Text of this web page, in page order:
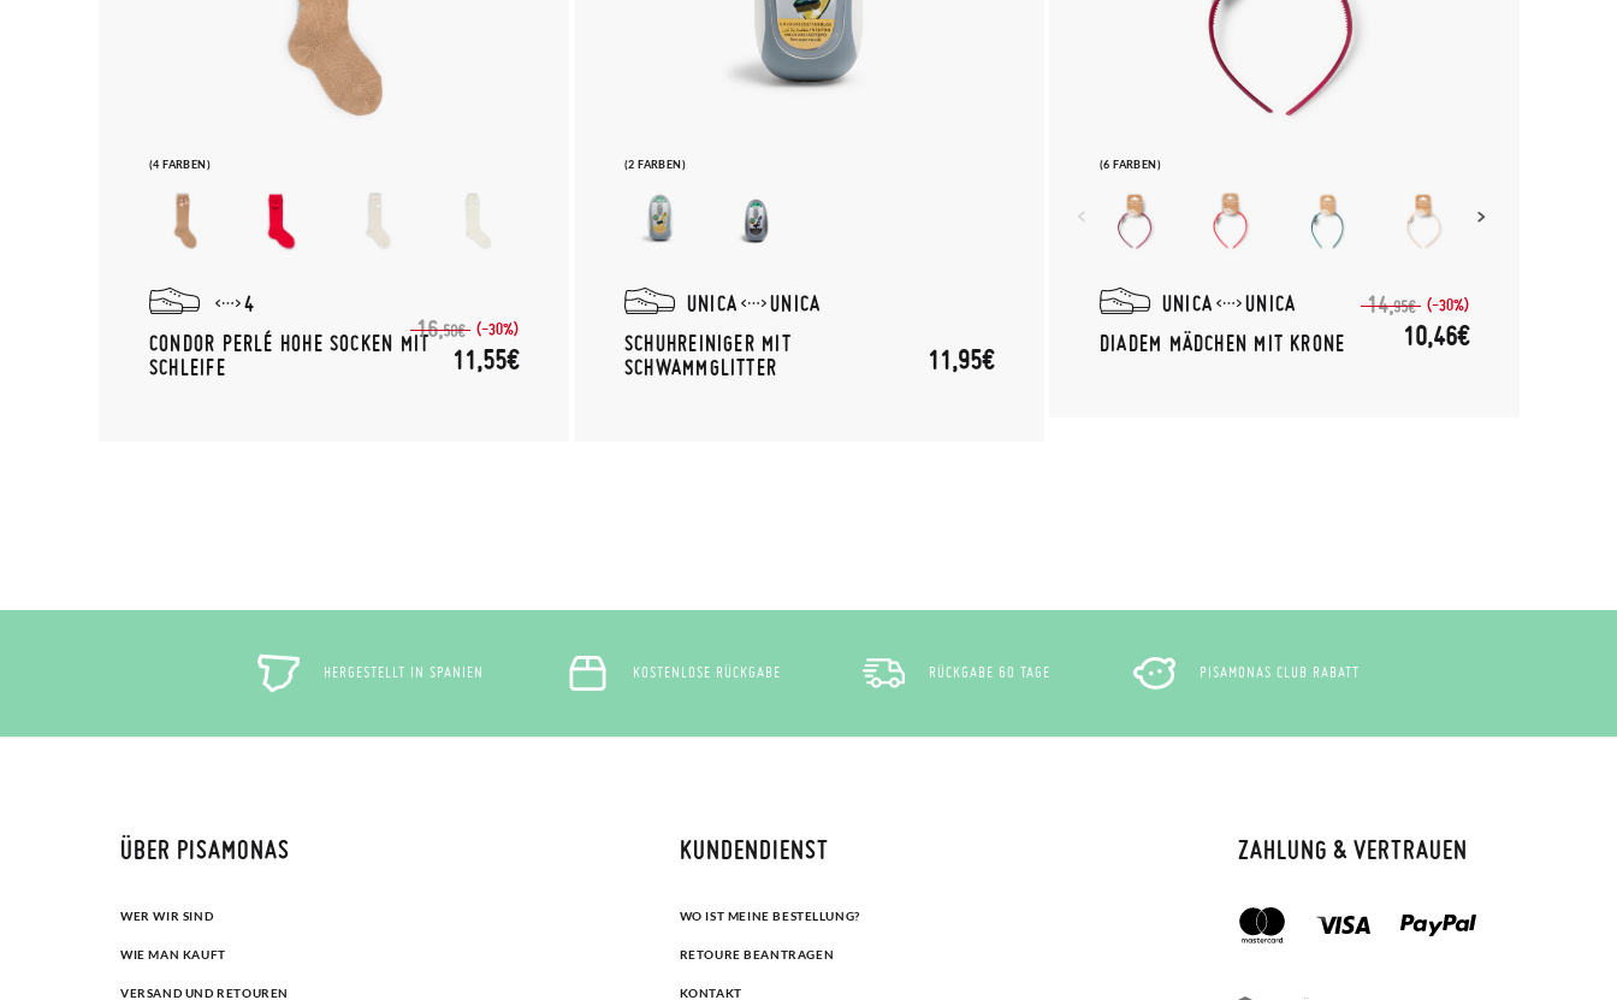
(4 FARBEN)
4
CONDOR PERLÉ HOHE SOCKEN MIT
SCHLEIFE
16,50€ (-30%)
11,55€
(2 FARBEN)
UNICA
UNICA
SCHUHREINIGER MIT
SCHWAMMGLITTER
11,95€
(6 FARBEN)
UNICA
UNICA
DIADEM MÄDCHEN MIT KRONE
14,95€ (-30%)
10,46€
HERGESTELLT IN SPANIEN KOSTENLOSE RÜCKGABE RÜCKGABE 60 TAGE PISAMONAS CLUB RABATT
ÜBER PISAMONAS
WER WIR SIND
WIE MAN KAUFT
VERSAND UND RETOUREN
KUNDENDIENST
WO IST MEINE BESTELLUNG?
RETOURE BEANTRAGEN
KONTAKT
ZAHLUNG & VERTRAUEN